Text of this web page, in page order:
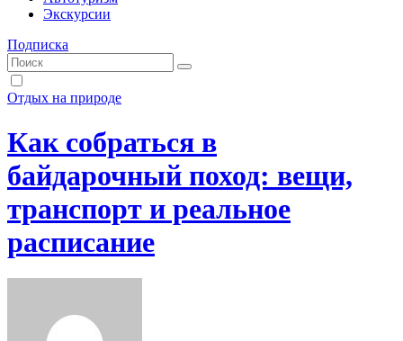
Экскурсии
Подписка
Отдых на природе
Как собраться в
байдарочный поход: вещи,
транспорт и реальное
расписание